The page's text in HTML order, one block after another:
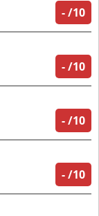
-/10
-/10
-/10
-/10